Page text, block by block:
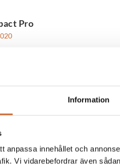
Information
anpassa innehållet och
Vi vidarebefordrar även
Pro
Vecka 15
AB startar finansbolag.